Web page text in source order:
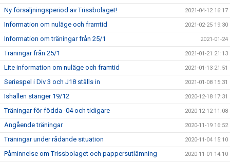
Ny försäljningsperiod av Trissbolaget! 2021-04-12 16:17
Information om nuläge och framtid 2021-02-25 19:30
Information om träningar från 25/1 2021-01-24
Träningar från 25/1 2021-01-21 21:13
Lite information om nuläge och framtid 2021-01-13 21:51
Seriespel i Div 3 och J18 ställs in 2021-01-08 15:31
Ishallen stänger 19/12 2020-12-18 17:31
Träningar för födda -04 och tidigare 2020-12-12 11:08
Angående träningar 2020-11-19 16:52
Träningar under rådande situation 2020-11-04 15:10
Påminnelse om Trissbolaget och pappersutlämning 2020-11-01 14:10